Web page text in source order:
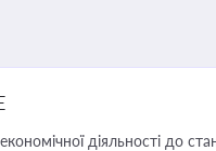
діяльності до